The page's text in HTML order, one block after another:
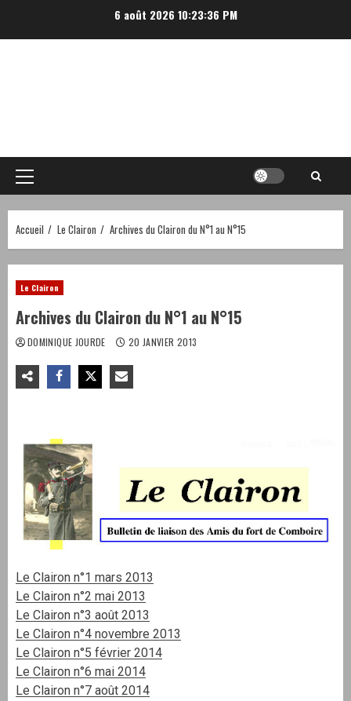
6 août 2026 10:23:36 PM
Menu
principal
Accueil Le Clairon Archives du Clairon du N°1 au N°15
Le Clairon
Archives du Clairon du N°1 au N°15
DOMINIQUE JOURDE 20 JANVIER 2013
Le Clairon n°1 mars 2013
Le Clairon n°2 mai 2013
Le Clairon n°3 août 2013
Le Clairon n°4 novembre 2013
Le Clairon n°5 février 2014
Le Clairon n°6 mai 2014
Le Clairon n°7 août 2014